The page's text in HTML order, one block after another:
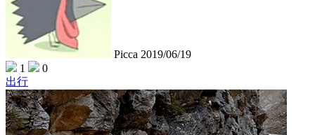
Picca 2019/06/19
1
0
出行